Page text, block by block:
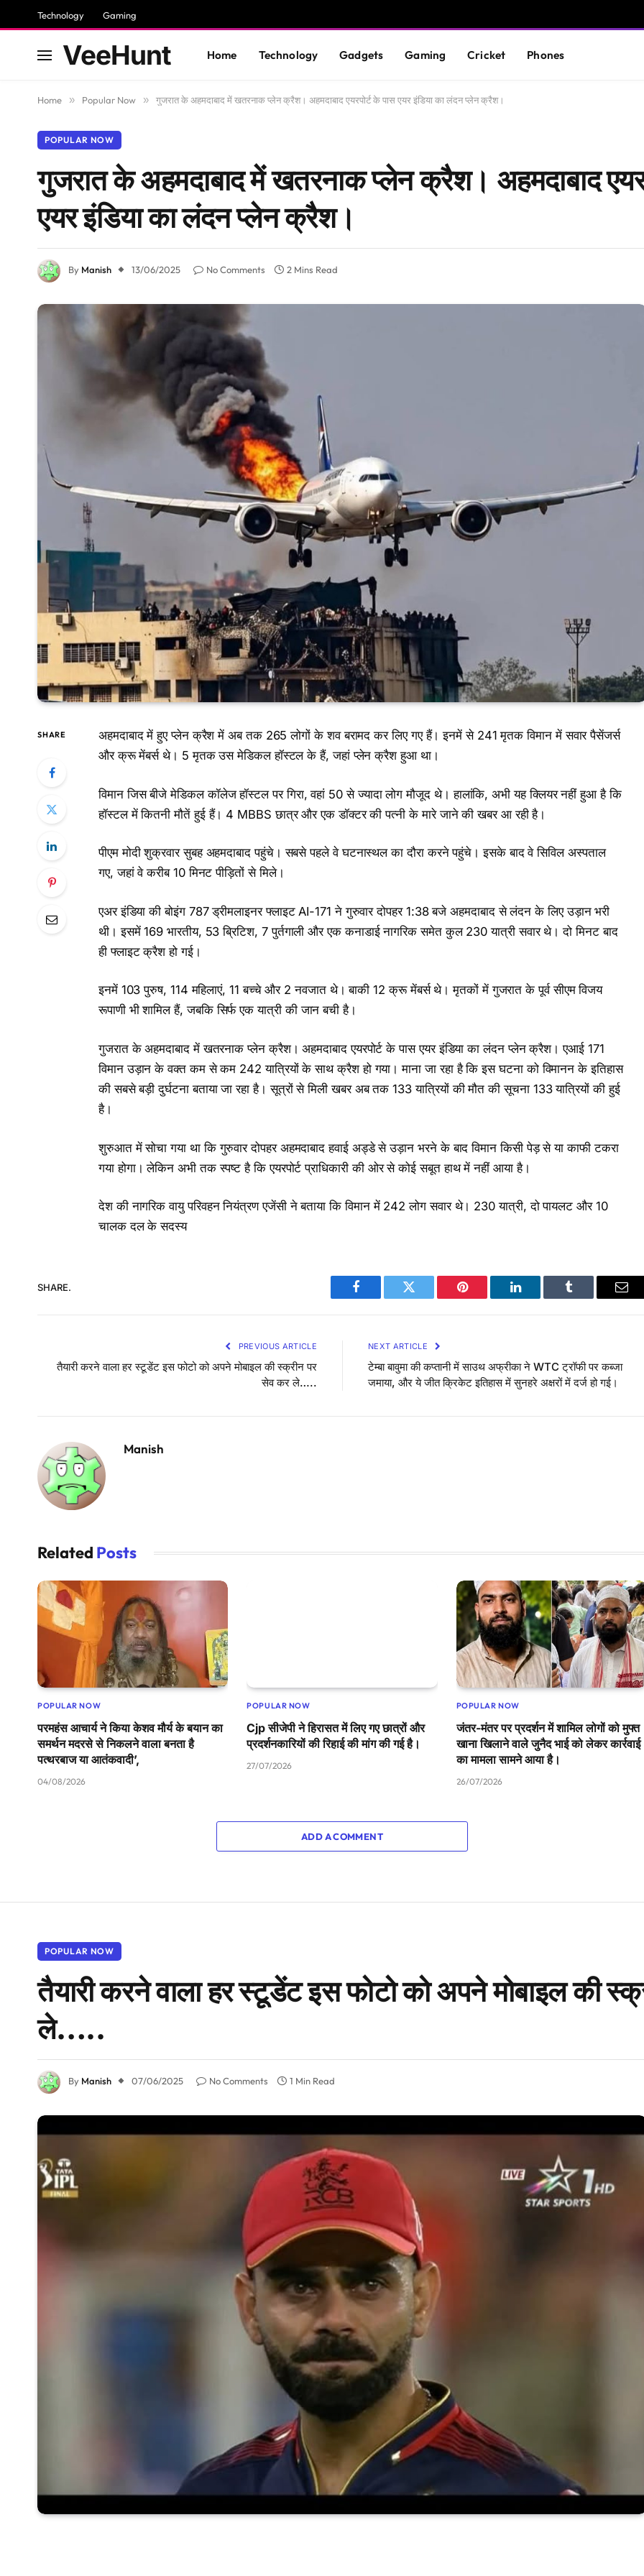
Technology Gaming
VeeHunt Home Technology Gadgets Gaming Cricket Phones
Home » Popular Now » गुजरात के अहमदाबाद में खतरनाक प्लेन क्रैश। अहमदाबाद एयरपोर्ट के पास एयर इंडिया का लंदन प्लेन क्रैश।
POPULAR NOW
गुजरात के अहमदाबाद में खतरनाक प्लेन क्रैश। अहमदाबाद
एयर इंडिया का लंदन प्लेन क्रैश।
By Manish 13/06/2025 No Comments 2 Mins Read
SHARE
अहमदाबाद में हुए प्लेन क्रैश में अब तक 265 लोगों के शव बरामद कर लिए गए हैं। इनमें से 241 मृतक विमान में सवार पैसेंजर्स
और क्रू मेंबर्स थे। 5 मृतक उस मेडिकल हॉस्टल के हैं, जहां प्लेन क्रैश हुआ था।
विमान जिस बीजे मेडिकल कॉलेज हॉस्टल पर गिरा, वहां 50 से ज्यादा लोग मौजूद थे। हालांकि, अभी यह क्लियर नहीं हुआ है कि
हॉस्टल में कितनी मौतें हुई हैं। 4 MBBS छात्र और एक डॉक्टर की पत्नी के मारे जाने की खबर आ रही है।
पीएम मोदी शुक्रवार सुबह अहमदाबाद पहुंचे। सबसे पहले वे घटनास्थल का दौरा करने पहुंचे। इसके बाद वे सिविल अस्पताल
गए, जहां वे करीब 10 मिनट पीड़ितों से मिले।
एअर इंडिया की बोइंग 787 ड्रीमलाइनर फ्लाइट AI-171 ने गुरुवार दोपहर 1:38 बजे अहमदाबाद से लंदन के लिए उड़ान भरी
थी। इसमें 169 भारतीय, 53 ब्रिटिश, 7 पुर्तगाली और एक कनाडाई नागरिक समेत कुल 230 यात्री सवार थे। दो मिनट बाद
ही फ्लाइट क्रैश हो गई।
इनमें 103 पुरुष, 114 महिलाएं, 11 बच्चे और 2 नवजात थे। बाकी 12 क्रू मेंबर्स थे। मृतकों में गुजरात के पूर्व सीएम विजय
रूपाणी भी शामिल हैं, जबकि सिर्फ एक यात्री की जान बची है।
गुजरात के अहमदाबाद में खतरनाक प्लेन क्रैश। अहमदाबाद एयरपोर्ट के पास एयर इंडिया का लंदन प्लेन क्रैश। एआई 171
विमान उड़ान के वक्त कम से कम 242 यात्रियों के साथ क्रैश हो गया। माना जा रहा है कि इस घटना को विमानन के इतिहास
की सबसे बड़ी दुर्घटना बताया जा रहा है। सूत्रों से मिली खबर अब तक 133 यात्रियों की मौत की सूचना 133 यात्रियों की हुई
है।
शुरुआत में सोचा गया था कि गुरुवार दोपहर अहमदाबाद हवाई अड्डे से उड़ान भरने के बाद विमान किसी पेड़ से या काफी टकरा
गया होगा। लेकिन अभी तक स्पष्ट है कि एयरपोर्ट प्राधिकारी की ओर से कोई सबूत हाथ में नहीं आया है।
देश की नागरिक वायु परिवहन नियंत्रण एजेंसी ने बताया कि विमान में 242 लोग सवार थे। 230 यात्री, दो पायलट और 10
चालक दल के सदस्य
SHARE.
Facebook Twitter Pinterest LinkedIn Tumblr
PREVIOUS ARTICLE
तैयारी करने वाला हर स्टूडेंट इस फोटो को अपने मोबाइल की स्क्रीन पर
सेव कर ले…..
NEXT ARTICLE
टेम्बा बावुमा की कप्तानी में साउथ अफ्रीका ने WTC ट्रॉफी पर कब्जा
जमाया, और ये जीत क्रिकेट इतिहास में सुनहरे अक्षरों में दर्ज हो गई।
Manish
Related Posts
POPULAR NOW
परमहंस आचार्य ने किया केशव मौर्य के बयान का
समर्थन मदरसे से निकलने वाला बनता है
पत्थरबाज या आतंकवादी’,
04/08/2026
POPULAR NOW
Cjp सीजेपी ने हिरासत में लिए गए छात्रों और
प्रदर्शनकारियों की रिहाई की मांग की गई है।
27/07/2026
POPULAR NOW
जंतर-मंतर पर प्रदर्शन में शामिल लोगों को मुफ्त
खाना खिलाने वाले जुनैद भाई को लेकर कार्रवाई
का मामला सामने आया है।
26/07/2026
ADD A COMMENT
POPULAR NOW
तैयारी करने वाला हर स्टूडेंट इस फोटो को अपने मोबाइल की
ले…..
By Manish 07/06/2025 No Comments 1 Min Read